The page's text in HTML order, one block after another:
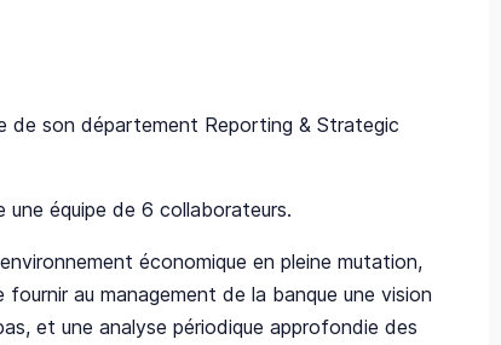
de son département Reporting & Strategic
une équipe de 6 collaborateurs.
économique en pleine mutation,
au management de la banque une vision
et une analyse périodique approfondie des